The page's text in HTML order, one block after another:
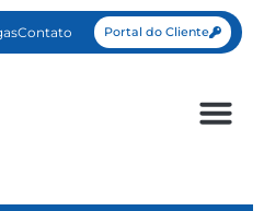
Contato Portal do Cliente